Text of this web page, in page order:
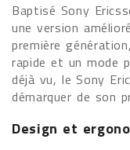
Baptisé Sony
une version
première
rapide et un mode
déjà vu, le Sony
démarquer de son
Design et